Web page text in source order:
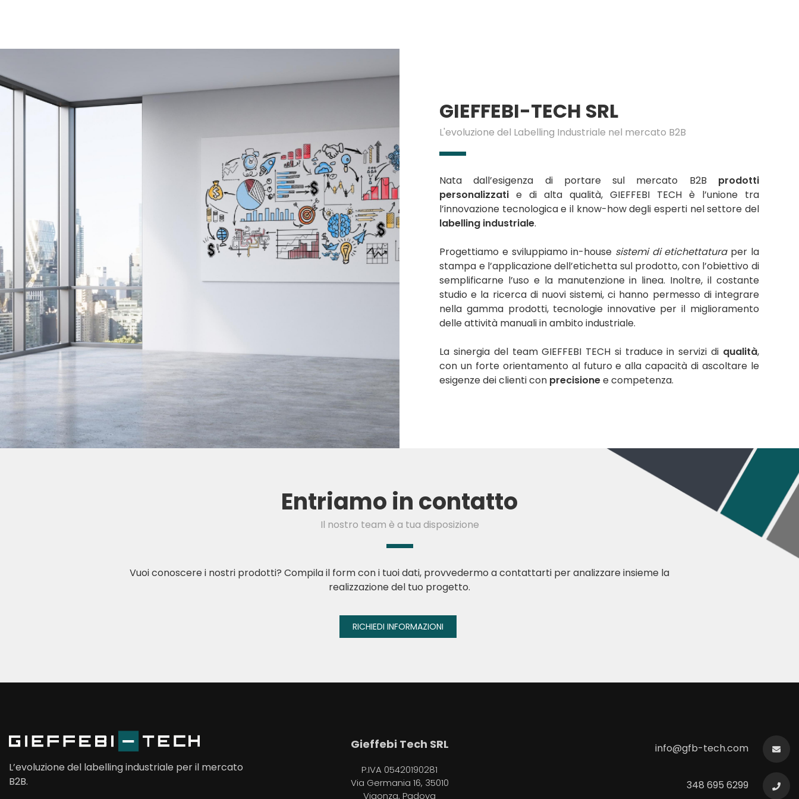
GIEFFEBI-TECH SRL
L'evoluzione del Labelling Industriale nel mercato B2B
Nata dall’esigenza di portare sul mercato B2B prodotti
personalizzati e di alta qualità, GIEFFEBI TECH è l’unione tra
l’innovazione tecnologica e il know-how degli esperti nel settore del
labelling industriale.
Progettiamo e sviluppiamo in-house sistemi di etichettaturaper la
stampa e l’applicazione dell’etichetta sul prodotto, con l’obiettivo di
semplificarne l’uso e la manutenzione in linea. Inoltre, il costante
studio e la ricerca di nuovi sistemi, ci hanno permesso di integrare
nella gamma prodotti, tecnologie innovative per il miglioramento
delle attività manuali in ambito industriale.
La sinergia del team GIEFFEBI TECH si traduce in servizi di qualità,
con un forte orientamento al futuro e alla capacità di ascoltare le
esigenze dei clienti con precisionee competenza.
Entriamo in contatto
Il nostro team è a tua disposizione
Vuoi conoscere i nostri prodotti? Compila il form con i tuoi dati, provvedermo a contattarti per analizzare insieme la
realizzazione del tuo progetto.
RICHIEDI INFORMAZIONI
L’evoluzione del labelling industriale per il mercato
B2B.
Gieffebi Tech SRL
P.IVA 05420190281
Via Germania 16, 35010
Vigonza, Padova
info@gfb-tech.com
348 695 6299